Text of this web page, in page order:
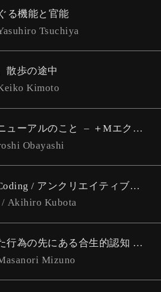
る機能と官能
Tsuchiya
散歩の途中
Kimoto
ューアルのこと
＋Mエクリ散策案内インタビュー
Obayashi
Uncreative Coding / アンクリエイティブ・コーディング
Akihiro Kubota
行為の先にある合生的認知
Mizuno